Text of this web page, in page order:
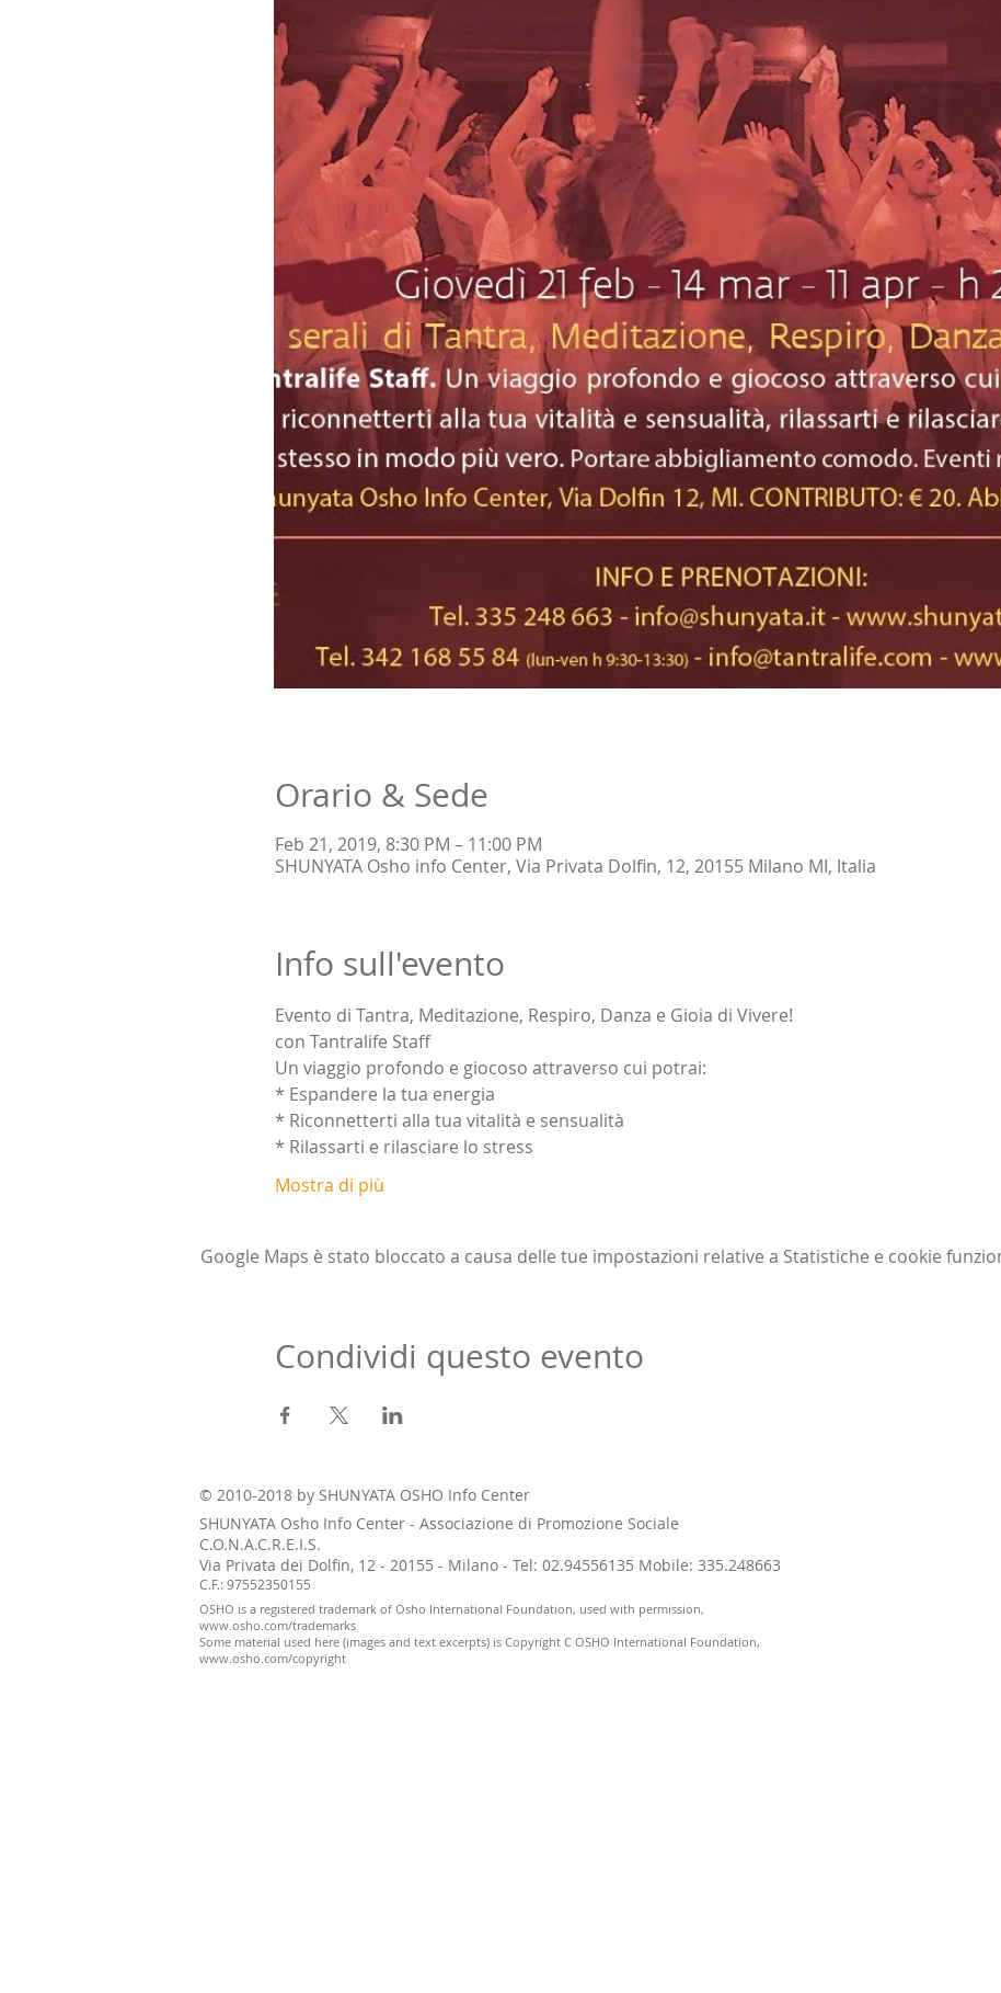
Orario & Sede
Feb 21, 2019, 8:30 PM – 11:00 PM
SHUNYATA Osho info Center, Via Privata Dolfin, 12, 20155 Milano MI, Italia
Info sull'evento
Evento di Tantra, Meditazione, Respiro, Danza e Gioia di Vivere!
con Tantralife Staff
Un viaggio profondo e giocoso attraverso cui potrai:
* Espandere la tua energia
* Riconnetterti alla tua vitalità e sensualità
* Rilassarti e rilasciare lo stress
Mostra di più
Google Maps è stato bloccato a causa delle tue impostazioni relative a Statistiche e cookie
Condividi questo evento
© 2010-2018 by SHUNYATA OSHO Info Center
SHUNYATA Osho Info Center - Associazione di Promozione Sociale
C.O.N.A.C.R.E.I.S.
Via Privata dei Dolfin, 12 - 20155 - Milano - Tel: 02.94556135 Mobile: 335.248663
C.F.: 97552350155
OSHO is a registered trademark of Osho International Foundation, used with permission,
www.osho.com/trademarks
Some material used here (images and text excerpts) is Copyright C OSHO International Foundation,
www.osho.com/copyright